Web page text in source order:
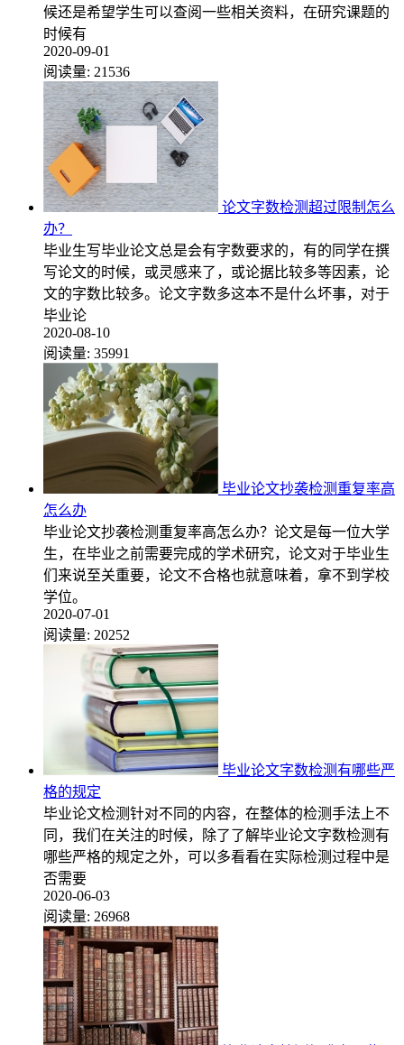
候还是希望学生可以查阅一些相关资料，在研究课题的
时候有
2020-09-01
阅读量: 21536
论文字数检测超过限制怎么
办？
毕业生写毕业论文总是会有字数要求的，有的同学在撰
写论文的时候，或灵感来了，或论据比较多等因素，论
文的字数比较多。论文字数多这本不是什么坏事，对于
毕业论
2020-08-10
阅读量: 35991
毕业论文抄袭检测重复率高
怎么办
毕业论文抄袭检测重复率高怎么办？论文是每一位大学
生，在毕业之前需要完成的学术研究，论文对于毕业生
们来说至关重要，论文不合格也就意味着，拿不到学校
学位。
2020-07-01
阅读量: 20252
毕业论文字数检测有哪些严
格的规定
毕业论文检测针对不同的内容，在整体的检测手法上不
同，我们在关注的时候，除了了解毕业论文字数检测有
哪些严格的规定之外，可以多看看在实际检测过程中是
否需要
2020-06-03
阅读量: 26968